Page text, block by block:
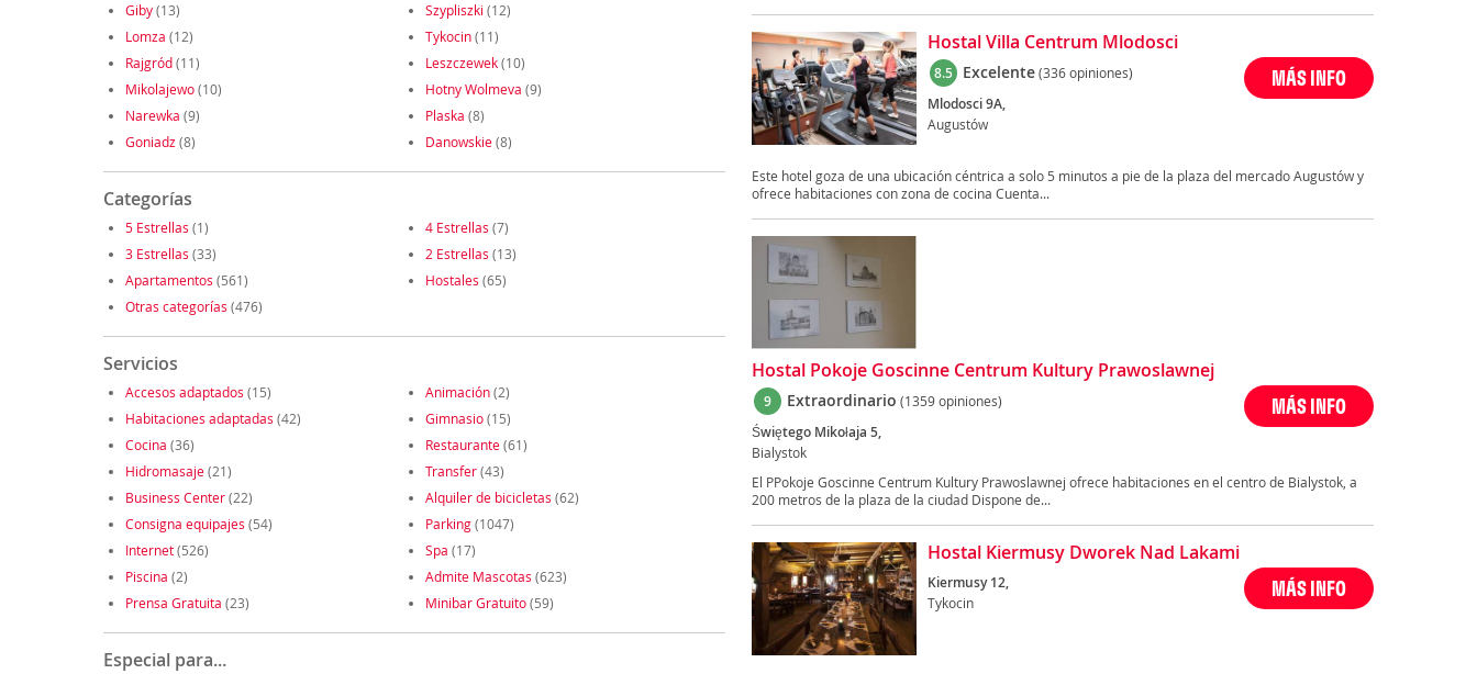
Giby(13) Szypliszki (12)
Lomza (12) Tykocin(11)
Rajgród(11) Leszczewek(10)
Mikolajewo(10) Hotny Wolmeva (9)
Narewka (9) Plaska (8)
Goniadz (8) Danowskie(8)
Categorías
5 Estrellas (1) 4 Estrellas (7)
3 Estrellas (33) 2 Estrellas (13)
Apartamentos (561) Hostales (65)
Otras categorías (476)
Servicios
Accesos adaptados (15) Animación(2)
Habitaciones adaptadas (42) Gimnasio(15)
Cocina (36) Restaurante(61)
Hidromasaje(21) Transfer(43)
Business Center(22) Alquiler de bicicletas (62)
Consigna equipajes (54) Parking(1047)
Internet(526) Spa (17)
Piscina (2) Admite Mascotas (623)
Prensa Gratuita (23) Minibar Gratuito(59)
Especial para...
Hostal Villa Centrum Mlodosci
8.5 Excelente(336 opiniones)
Mlodosci 9A,
Augustów
MÁS INFO
Este hotel goza de una ubicación céntrica a solo 5 minutos a pie de la plaza del mercado Augustów y
ofrece habitaciones con zona de cocina Cuenta...
Hostal Pokoje Goscinne Centrum Kultury Prawoslawnej
9 Extraordinario (1359 opiniones)
Świętego Mikołaja 5,
Bialystok
MÁS INFO
El PPokoje Goscinne Centrum Kultury Prawoslawnej ofrece habitaciones en el centro de Bialystok, a
200 metros de la plaza de la ciudad Dispone de...
Hostal Kiermusy Dworek Nad Lakami
Kiermusy 12,
Tykocin
MÁS INFO